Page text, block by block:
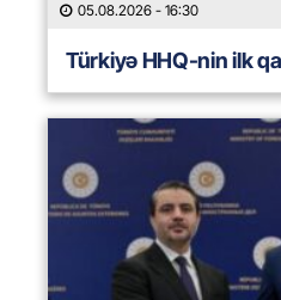
05.08.2026 - 16:30
Türkiyə HHQ-nin ilk